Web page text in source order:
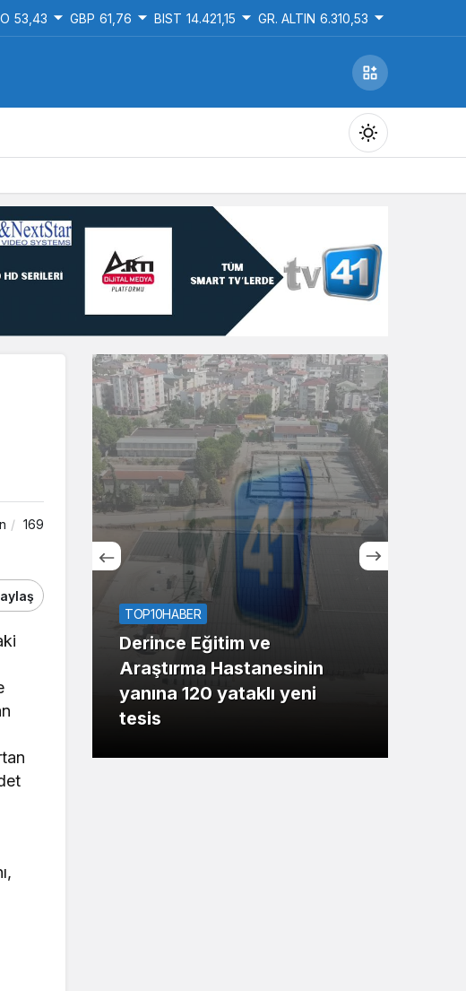
53,43 GBP 61,76 BIST 14.421,15 GR. ALTIN 6.310,53
Gündüz Modu
Gündüz modunu seçin.
Gece modunu seçin.
Sistem Modu
Sistem modunu seçin.
169
TOP10HABER
Derince Eğitim ve
Araştırma Hastanesinin
yanına 120 yataklı yeni
tesis